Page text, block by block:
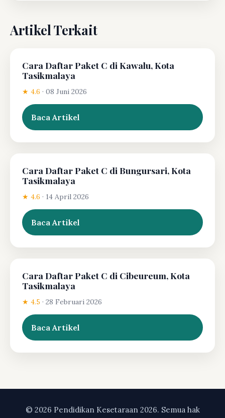
Artikel Terkait
Cara Daftar Paket C di Kawalu, Kota
Tasikmalaya
★ 4.6 · 08 Juni 2026
Baca Artikel
Cara Daftar Paket C di Bungursari, Kota
Tasikmalaya
★ 4.6 · 14 April 2026
Baca Artikel
Cara Daftar Paket C di Cibeureum, Kota
Tasikmalaya
★ 4.5 · 28 Februari 2026
Baca Artikel
© 2026 Pendidikan Kesetaraan 2026. Semua hak